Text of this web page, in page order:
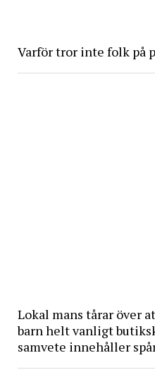
Varför tror inte folk på
Lokal mans tårar över
barn helt vanligt
samvete innehåller